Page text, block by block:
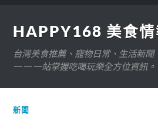
HAPPY168 美食情
台灣美食推薦、寵物日常、生活新聞
——一站掌握吃喝玩樂全方位資訊。
新聞